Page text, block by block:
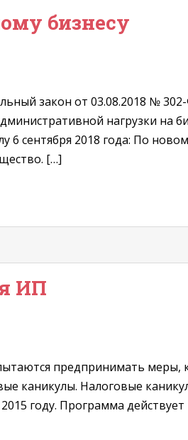
бизнесу
закон от 03.08.2018 №
нагрузки на
6 сентября 2018 года: По
[…]
ИП
предпринимать
каникулы. Налоговые
году. Программа